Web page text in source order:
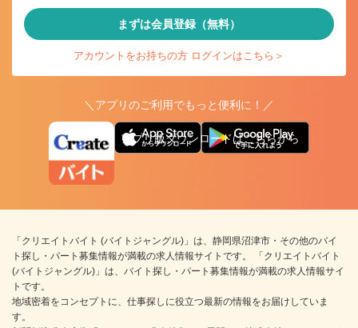
まずは会員登録（無料）
アカウントをお持ちの方 ログインはこちら＞
＼アプリのご利用でもっと便利に！／
アプリ版ダウンロードはこちらから
「クリエイトバイト (バイトジャングル)」は、静岡県沼津市・その他のバイ
ト探し・パート募集情報が満載の求人情報サイトです。 「クリエイトバイト
(バイトジャングル)」は、バイト探し・パート募集情報が満載の求人情報サイ
トです。
地域密着をコンセプトに、仕事探しに役立つ最新の情報をお届けしていま
す。